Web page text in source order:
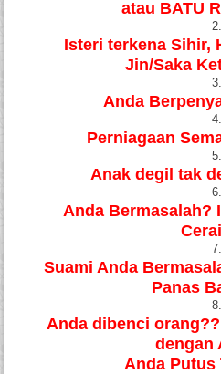
atau BATU
Isteri terkena Sihir,
Jin/Saka
Anda
Perniagaan
Anak degil tak
Anda Bermasalah?
Cerai
Suami Anda
Panas
Anda dibenci
dengan
Anda Putus